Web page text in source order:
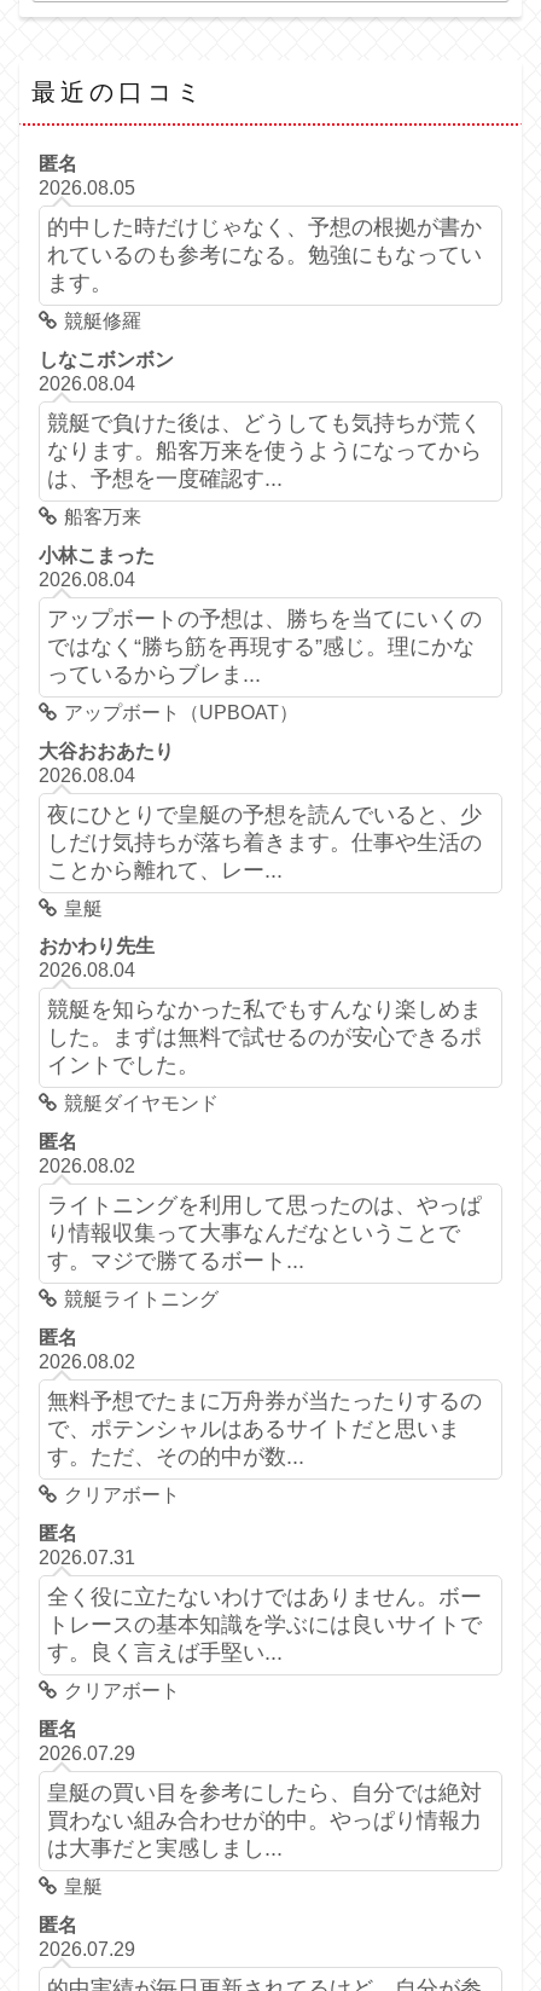
最近の口コミ
匿名
2026.08.05
的中した時だけじゃなく、予想の根拠が書か
れているのも参考になる。勉強にもなってい
ます。
競艇修羅
しなこボンボン
2026.08.04
競艇で負けた後は、どうしても気持ちが荒く
なります。船客万来を使うようになってから
は、予想を一度確認す...
船客万来
小林こまった
2026.08.04
アップボートの予想は、勝ちを当てにいくの
ではなく“勝ち筋を再現する”感じ。理にかな
っているからブレま...
アップボート（UPBOAT）
大谷おおあたり
2026.08.04
夜にひとりで皇艇の予想を読んでいると、少
しだけ気持ちが落ち着きます。仕事や生活の
ことから離れて、レー...
皇艇
おかわり先生
2026.08.04
競艇を知らなかった私でもすんなり楽しめま
した。まずは無料で試せるのが安心できるポ
イントでした。
競艇ダイヤモンド
匿名
2026.08.02
ライトニングを利用して思ったのは、やっぱ
り情報収集って大事なんだなということで
す。マジで勝てるボート...
競艇ライトニング
匿名
2026.08.02
無料予想でたまに万舟券が当たったりするの
で、ポテンシャルはあるサイトだと思いま
す。ただ、その的中が数...
クリアボート
匿名
2026.07.31
全く役に立たないわけではありません。ボー
トレースの基本知識を学ぶには良いサイトで
す。良く言えば手堅い...
クリアボート
匿名
2026.07.29
皇艇の買い目を参考にしたら、自分では絶対
買わない組み合わせが的中。やっぱり情報力
は大事だと実感しまし...
皇艇
匿名
2026.07.29